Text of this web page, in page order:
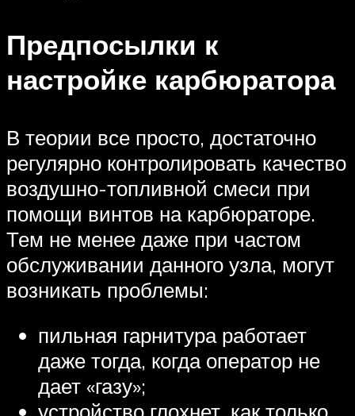
Предпосылки к
настройке карбюратора
В теории все просто, достаточно
регулярно контролировать качество
воздушно-топливной смеси при
помощи винтов на карбюраторе.
Тем не менее даже при частом
обслуживании данного узла, могут
возникать проблемы:
пильная гарнитура работает
даже тогда, когда оператор не
дает «газу»;